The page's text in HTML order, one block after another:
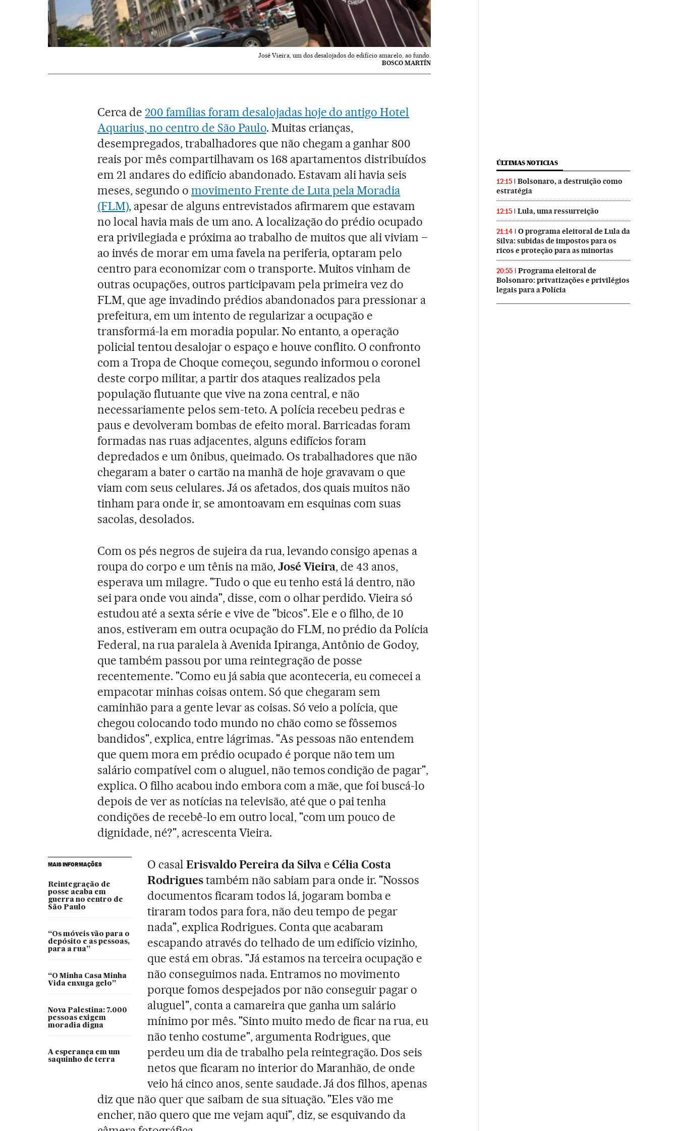
José Vieira, um dos desalojados do edifício amarelo, ao fundo.
BOSCO MARTÍN
Cerca de200 famílias foram desalojadas hoje do antigo Hotel
Aquarius, no centro de São Paulo. Muitas crianças,
desempregados, trabalhadores que não chegam a ganhar 800
reais por mês compartilhavam os 168 apartamentos distribuídos
em 21 andares do edifício abandonado. Estavam ali havia seis
meses, segundo omovimento Frente de Luta pela Moradia
(FLM), apesar de alguns entrevistados afirmarem que estavam
no local havia mais de um ano. A localização do prédio ocupado
era privilegiada e próxima ao trabalho de muitos que ali viviam –
ao invés de morar em uma favela na periferia, optaram pelo
centro para economizar com o transporte. Muitos vinham de
outras ocupações, outros participavam pela primeira vez do
FLM, que age invadindo prédios abandonados para pressionar a
prefeitura, em um intento de regularizar a ocupação e
transformá-la em moradia popular. No entanto, a operação
policial tentou desalojar o espaço e houve conflito. O confronto
com a Tropa de Choque começou, segundo informou o coronel
deste corpo militar, a partir dos ataques realizados pela
população flutuante que vive na zona central, e não
necessariamente pelos sem-teto. A polícia recebeu pedras e
paus e devolveram bombas de efeito moral. Barricadas foram
formadas nas ruas adjacentes, alguns edifícios foram
depredados e um ônibus, queimado. Os trabalhadores que não
chegaram a bater o cartão na manhã de hoje gravavam o que
viam com seus celulares. Já os afetados, dos quais muitos não
tinham para onde ir, se amontoavam em esquinas com suas
sacolas, desolados.
Com os pés negros de sujeira da rua, levando consigo apenas a
roupa do corpo e um tênis na mão,José Vieira, de 43 anos,
esperava um milagre. "Tudo o que eu tenho está lá dentro, não
sei para onde vou ainda", disse, com o olhar perdido. Vieira só
estudou até a sexta série e vive de "bicos". Ele e o filho, de 10
anos, estiveram em outra ocupação do FLM, no prédio da Polícia
Federal, na rua paralela à Avenida Ipiranga, Antônio de Godoy,
que também passou por uma reintegração de posse
recentemente. "Como eu já sabia que aconteceria, eu comecei a
empacotar minhas coisas ontem. Só que chegaram sem
caminhão para a gente levar as coisas. Só veio a polícia, que
chegou colocando todo mundo no chão como se fôssemos
bandidos", explica, entre lágrimas. "As pessoas não entendem
que quem mora em prédio ocupado é porque não tem um
salário compatível com o aluguel, não temos condição de pagar",
explica. O filho acabou indo embora com a mãe, que foi buscá-lo
depois de ver as notícias na televisão, até que o pai tenha
condições de recebê-lo em outro local, "com um pouco de
dignidade, né?", acrescenta Vieira.
MAIS INFORMAÇÕES
Reintegração de
posse acaba em
guerra no centro de
São Paulo
“Os móveis vão para o
depósito e as pessoas,
para a rua”
“O Minha Casa Minha
Vida enxuga gelo”
Nova Palestina: 7.000
pessoas exigem
moradia digna
A esperança em um
saquinho de terra
O casalErisvaldo Pereira da Silvae Célia Costa
Rodriguestambém não sabiam para onde ir. "Nossos
documentos ficaram todos lá, jogaram bomba e
tiraram todos para fora, não deu tempo de pegar
nada", explica Rodrigues. Conta que acabaram
escapando através do telhado de um edifício vizinho,
que está em obras. "Já estamos na terceira ocupação e
não conseguimos nada. Entramos no movimento
porque fomos despejados por não conseguir pagar o
aluguel", conta a camareira que ganha um salário
mínimo por mês. "Sinto muito medo de ficar na rua, eu
não tenho costume", argumenta Rodrigues, que
perdeu um dia de trabalho pela reintegração. Dos seis
netos que ficaram no interior do Maranhão, de onde
veio há cinco anos, sente saudade. Já dos filhos, apenas
diz que não quer que saibam de sua situação. "Eles vão me
encher, não quero que me vejam aqui", diz, se esquivando da
ÚLTIMAS NOTICIAS
12:15
Bolsonaro, a destruição como
estratégia
12:15 Lula, uma ressurreição
21:14
O programa eleitoral de Lula da
Silva: subidas de impostos para os
ricos e proteção para as minorias
20:55
Programa eleitoral de
Bolsonaro: privatizações e privilégios
legais para a Polícia